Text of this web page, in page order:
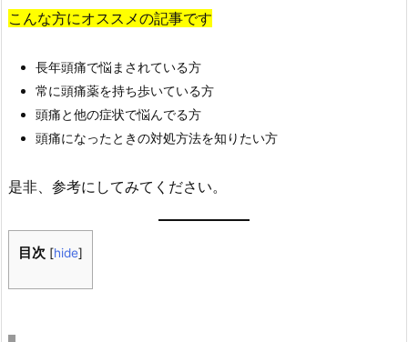
こんな方にオススメの記事です
長年頭痛で悩まされている方
常に頭痛薬を持ち歩いている方
頭痛と他の症状で悩んでる方
頭痛になったときの対処方法を知りたい方
是非、参考にしてみてください。
目次 [hide]